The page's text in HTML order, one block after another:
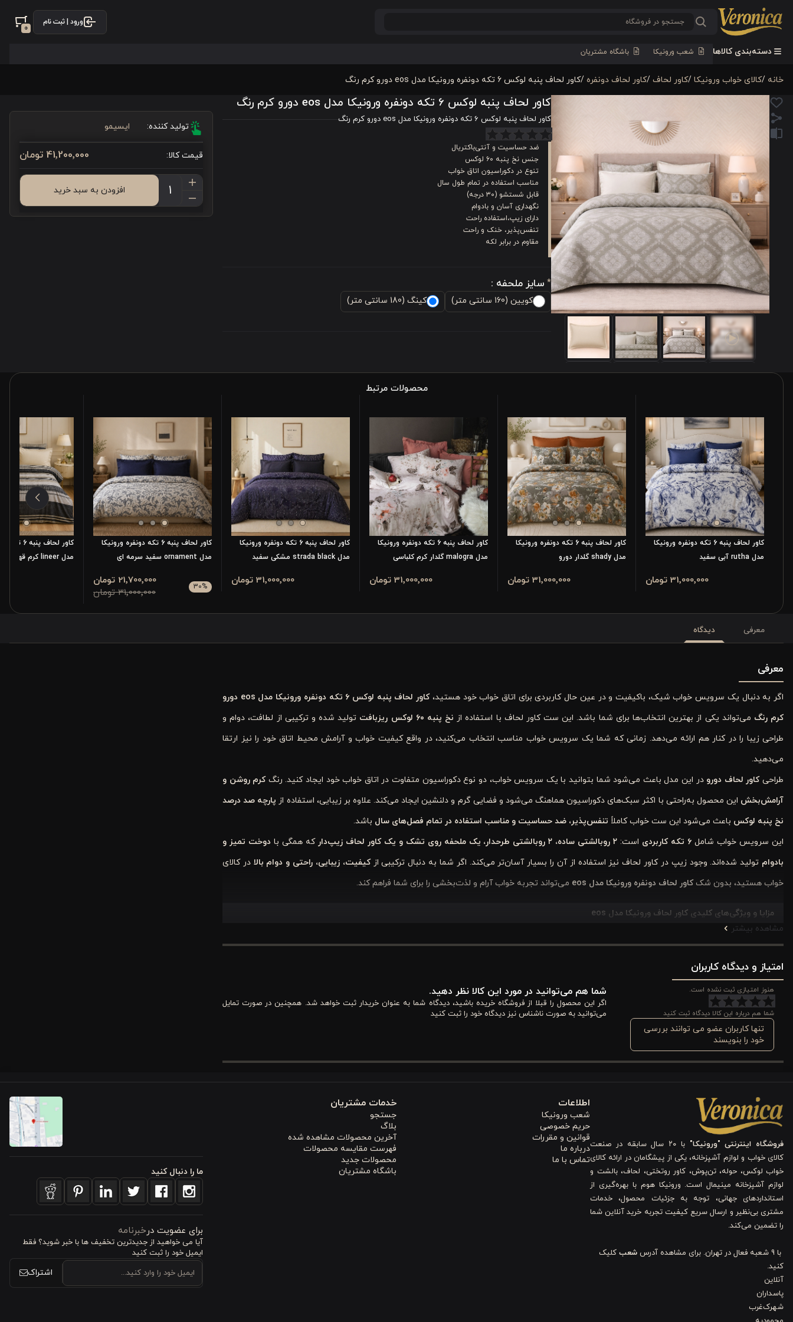
ورود | ثبت نام
0
دسته‌بندی کالاها شعب ورونیکا باشگاه مشتریان
خانه /کالای خواب ورونیکا /کاور لحاف /کاور لحاف دونفره /کاور لحاف پنبه لوکس 6 تکه دونفره ورونیکا مدل eos دورو کرم رنگ
کاور لحاف پنبه لوکس 6 تکه دونفره ورونیکا مدل eos دورو کرم رنگ
کاور لحاف پنبه لوکس 6 تکه دونفره ورونیکا مدل eos دورو کرم رنگ
ضد حساسیت و آنتی‌باکتریال
جنس نخ پنبه ۶۰ لوکس
تنوع در دکوراسیون اتاق خواب
مناسب استفاده در تمام طول سال
قابل شستشو (۳۰ درجه)
نگهداری آسان و بادوام
دارای زیپ،استفاده راحت
تنفس‌پذیر، خنک و راحت
مقاوم در برابر لکه
* سایز ملحفه :
کویین (160 سانتی متر) کینگ (180 سانتی متر)
تولید کننده: ایسیمو
قیمت کالا: 41٬200٬000 تومان
افزودن به سبد خرید
محصولات مرتبط
کاور لحاف پنبه 6 تکه دونفره ورونیکا
مدل rutha آبی سفید
31٬000٬000 تومان
کاور لحاف پنبه 6 تکه دونفره ورونیکا
مدل shady گلدار دورو
31٬000٬000 تومان
کاور لحاف پنبه 6 تکه دونفره ورونیکا
مدل malogra گلدار کرم کلباسی
31٬000٬000 تومان
کاور لحاف پنبه 6 تکه دونفره ورونیکا
مدل strada black مشکی سفید
31٬000٬000 تومان
کاور لحاف پنبه 6 تکه دونفره ورونیکا
مدل ornament سفید سرمه ای
30% 31٬000٬000 تومان
21٬700٬000 تومان
کاور لحاف
مدل lineer کرم قهوه ای خط خطی
معرفی دیدگاه
معرفی
اگر به دنبال یک سرویس خواب شیک، باکیفیت و در عین حال کاربردی برای اتاق خواب خود هستید،کاور لحاف پنبه لوکس ۶ تکه دونفره ورونیکا مدل eos دورو
کرم رنگ می‌تواند یکی از بهترین انتخاب‌ها برای شما باشد. این ست کاور لحاف با استفاده از نخ پنبه ۶۰ لوکس ریزبافت
تولید شده و ترکیبی از لطافت، دوام و
طراحی زیبا را در کنار هم ارائه می‌دهد. زمانی که شما یک سرویس خواب مناسب انتخاب می‌کنید، در واقع کیفیت خواب و آرامش محیط اتاق خود را نیز ارتقا
می‌دهید.
طراحیکاور لحاف دورو در این مدل باعث می‌شود شما بتوانید با یک سرویس خواب، دو نوع دکوراسیون متفاوت در اتاق خواب خود ایجاد کنید. رنگکرم روشن و
آرامش‌بخش این محصول به‌راحتی با اکثر سبک‌های دکوراسیون هماهنگ می‌شود و فضایی گرم و دلنشین ایجاد می‌کند. علاوه بر زیبایی، استفاده از پارچه صد درصد
نخ پنبه لوکس باعث می‌شود این ست خواب کاملاً تنفس‌پذیر، ضد حساسیت و مناسب استفاده در تمام فصل‌های سال باشد.
این سرویس خواب شامل ۶ تکه کاربردی است: ۲ روبالشتی ساده، ۲ روبالشتی طرحدار، یک ملحفه روی تشک و یک کاور لحاف زیپ‌دار که همگی بادوخت تمیز و
بادوام تولید شده‌اند. وجود زیپ در کاور لحاف نیز استفاده از آن را بسیار آسان‌تر می‌کند. اگر شما به دنبال ترکیبی ازکیفیت، زیبایی، راحتی و دوام بالا در کالای
خواب هستید، بدون شککاور لحاف دونفره ورونیکا مدل eos می‌تواند تجربه خواب آرام و لذت‌بخشی را برای شما فراهم کند.
مزایا و ویژگی‌های کلیدی کاور لحاف ورونیکا مدل eos
این سرویس خواب تنها یک کاور لحاف ساده نیست؛ بلکه مجموعه‌ای از ویژگی‌های کاربردی و طراحی هوشمندانه است که باعث می‌شود تجربه خواب شما راحت‌تر و
دلپذیرتر شود. در ادامه با مهم‌ترین ویژگی‌های این محصول آشنا می‌شوید.
1. پارچه نخ پنبه ۶۰ لوکس ریزبافت
مهم‌ترین ویژگی کاور لحاف ورونیکا مدل
دارد و هنگام خواب حس نرمی و آرامش را به شما منتقل می‌کند.
2. طراحی کاور لحاف دورو برای تنوع در دکوراسیون
یکی از ویژگی‌های جذاب این محصول، طراحی دوروآن است. شما می‌توانید با برگرداندن کاور لحاف، ظاهر تخت خواب خود را تغییر دهید و بدون نیاز به خرید
سرویس جدید، تنوعی تازه در اتاق خواب ایجاد کنید. رنگ
این مدل فضایی آرام و لوکس ایجاد می‌کند و به‌راحتی با رنگ‌های مختلف دکوراسیون مانند
طوسی، سفید، بژ و چوبی هماهنگ می‌شود.
3. پارچه ضد حساسیت و آنتی ‌باکتریال
اگر پوست حساسی دارید یا به بهداشت کالای خواب اهمیت می‌دهید، این محصول گزینه مناسبی برای شماست. استفاده از
ضد حساسیت و سازگار با پوست بدن
خواب فراهم می‌سازد.
مشاهده بیشتر
امتیاز و دیدگاه کاربران
هنوز امتیازی ثبت نشده است.
شما هم درباره این کالا دیدگاه ثبت کنید
تنها کاربران عضو می توانند بررسی
خود را بنویسند
شما هم می‌توانید در مورد این کالا نظر دهید.
اگر این محصول را قبلا از فروشگاه خریده باشید، دیدگاه شما به عنوان خریدار ثبت خواهد شد. همچنین در صورت تمایل
می‌توانید به صورت ناشناس نیز دیدگاه خود را ثبت کنید
فروشگاه اینترنتی "ورونیکا"
با ۲۰ سال سابقه در صنعت
کالای خواب و لوازم آشپزخانه، یکی از پیشگامان در ارائه کالای
خواب لوکس، حوله، تن‌پوش، کاور روتختی، لحاف، بالشت و
لوازم آشپزخانه مینیمال است. ورونیکا هوم با بهره‌گیری از
استانداردهای جهانی، توجه به جزئیات محصول، خدمات
مشتری بی‌نظیر و ارسال سریع کیفیت تجربه خرید آنلاین شما
را تضمین می‌کند.
با 9 شعبه فعال در تهران. برای مشاهده آدرس شعب کلیک
کنید.
آنلاین
پاسداران
شهرک‌غرب
اطلاعات
شعب ورونیکا
حریم خصوصی
قوانین و مقررات
درباره ما
تماس با ما
خدمات مشتریان
جستجو
بلاگ
آخرین محصولات مشاهده شده
فهرست مقایسه محصولات
محصولات جدید
باشگاه مشتریان
ما را دنبال کنید
برای عضویت درخبرنامه
آیا می خواهید از جدید‌ترین تخفیف‌ ها با‌ خبر شوید؟ فقط
ایمیل خود را ثبت کنید
اشتراک